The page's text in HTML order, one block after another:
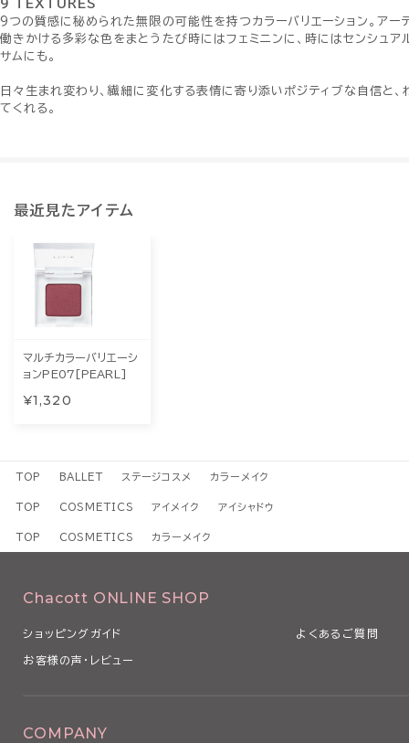
9 TEXTURES
9つの質感に秘められた無限の可能性を持つカラーバリエーション。アー
働きかける多彩な色をまとうたび時にはフェミニンに、時にはセンシュア
サムにも。
日々生まれ変わり、繊細に変化する表情に寄り添いポジティブな自信と、
てくれる。
最近見たアイテム
マルチカラーバリエーシ
ョンPE07[PEARL]
¥1,320
TOP BALLET ステージコスメ カラーメイク
TOP COSMETICS アイメイク アイシャドウ
TOP COSMETICS カラーメイク
Chacott ONLINE SHOP
ショッピングガイド よくあるご質問
お客様の声・レビュー
COMPANY